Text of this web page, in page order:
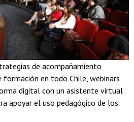
de acompañamiento
en todo Chile, webinars
digital con un asistente virtual
apoyar el uso pedagógico de los